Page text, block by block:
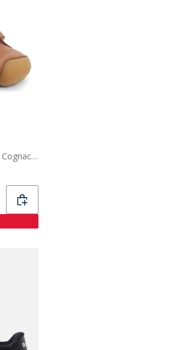
Bundgaard Baby små rem sko Cognac Ws